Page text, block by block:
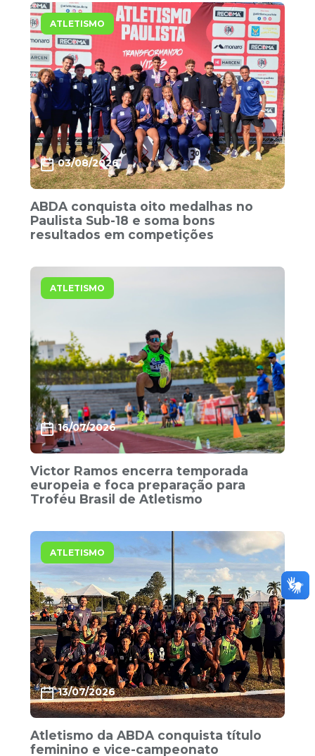
ATLETISMO
03/08/2026
ABDA conquista oito medalhas no
Paulista Sub-18 e soma bons
resultados em competições
ATLETISMO
16/07/2026
Victor Ramos encerra temporada
europeia e foca preparação para
Troféu Brasil de Atletismo
ATLETISMO
13/07/2026
Atletismo da ABDA conquista título
feminino e vice-campeonato